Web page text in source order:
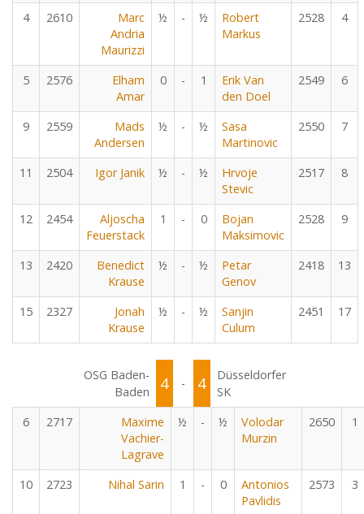
4 2610
Marc
Andria
Maurizzi
½ - ½
Robert
Markus
2528 4
5 2576
Elham
Amar
0 - 1
Erik Van
den Doel
2549 6
9 2559
Mads
Andersen
½ - ½
Sasa
Martinovic
2550 7
11 2504 Igor Janik ½ - ½
Hrvoje
Stevic
2517 8
12 2454
Aljoscha
Feuerstack
1 - 0
Bojan
Maksimovic
2528 9
13 2420
Benedict
Krause
½ - ½
Petar
Genov
2418 13
15 2327
Jonah
Krause
½ - ½
Sanjin
Culum
2451 17
OSG Baden-
Baden
4 - 4
Düsseldorfer
SK
6
2717
Maxime
Vachier-
Lagrave
½ - ½
Volodar
Murzin
2650 1
10 2723 Nihal Sarin 1 - 0
Antonios
Pavlidis
2573 3